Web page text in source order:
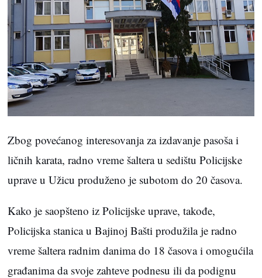
Zbog povećanog interesovanja za izdavanje pasoša i
ličnih karata, radno vreme šaltera u sedištu Policijske
uprave u Užicu produženo je subotom do 20 časova.
Kako je saopšteno iz Policijske uprave, takođe,
Policijska stanica u Bajinoj Bašti produžila je radno
vreme šaltera radnim danima do 18 časova i omogućila
građanima da svoje zahteve podnesu ili da podignu